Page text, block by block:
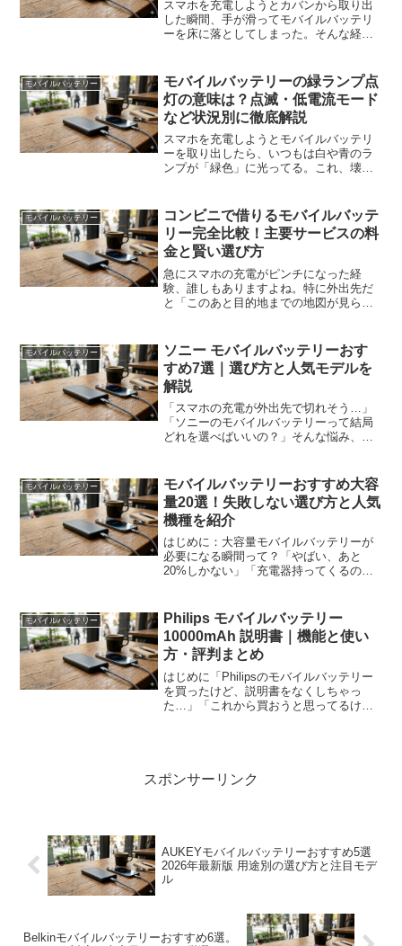
スマホを充電しようとカバンから取り出
した瞬間、手が滑ってモバイルバッテリ
ーを床に落としてしまった。そんな経
かな」「発火したらどうしよう」という
不安が頭をよぎりますよね。...
モバイルバッテリー
モバイルバッテリーの緑ランプ点
灯の意味は？点滅・低電流モード
など状況別に徹底解説
スマホを充電しようとモバイルバッテリ
ーを取り出したら、いつもは白や青のラ
ンプが「緑色」に光ってる。これ、壊れ
しろ「ちゃんと賢く動いてますよ」とい
うサインであることがほと...
モバイルバッテリー
コンビニで借りるモバイルバッテ
リー完全比較！主要サービスの料
金と賢い選び方
急にスマホの充電がピンチになった経
験、誰しもありますよね。特に外出先だ
と「このあと目的地までの地図が見られ
で確実なのが「コンビニでモバイルバッ
テリーを借りる」という選択...
モバイルバッテリー
ソニー モバイルバッテリーおす
すめ7選｜選び方と人気モデルを
解説
「スマホの充電が外出先で切れそう…」
「ソニーのモバイルバッテリーって結局
どれを選べばいいの？」そんな悩み、あ
てまだ売ってるの？」「最新モデルはど
れ？」と迷ってしま...
モバイルバッテリー
モバイルバッテリーおすすめ大容
量20選！失敗しない選び方と人気
機種を紹介
はじめに：大容量モバイルバッテリーが
必要になる瞬間って？「やばい、あと
20%しかない」「充電器持ってくるの忘
た経験、一度はありますよね。スマホは
僕たちの生活に欠かせない...
モバイルバッテリー
Philips モバイルバッテリー
10000mAh 説明書｜機能と使い
方・評判まとめ
はじめに「Philipsのモバイルバッテリー
を買ったけど、説明書をなくしちゃっ
た…」「これから買おうと思ってるけ
スポンサーリンク
AUKEYモバイルバッテリーおすすめ5選
2026年最新版 用途別の選び方と注目モデ
ル
Belkinモバイルバッテリーおすすめ6選。